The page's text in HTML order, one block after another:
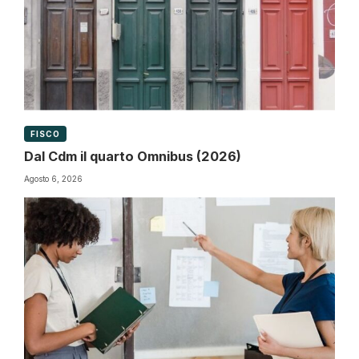
FISCO
Dal Cdm il quarto Omnibus (2026)
Agosto 6, 2026